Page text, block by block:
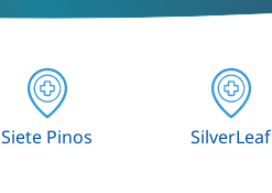
Siete Pinos SilverLeaf